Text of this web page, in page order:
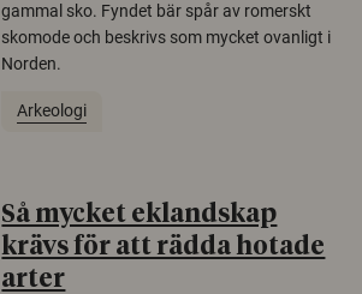
gammal sko. Fyndet bär spår av romerskt
skomode och beskrivs som mycket ovanligt i
Norden.
Arkeologi
Så mycket eklandskap
krävs för att rädda hotade
arter